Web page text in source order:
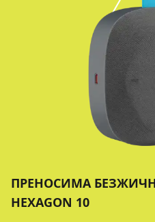
ПРЕНОСИМА
HEXAGON 10